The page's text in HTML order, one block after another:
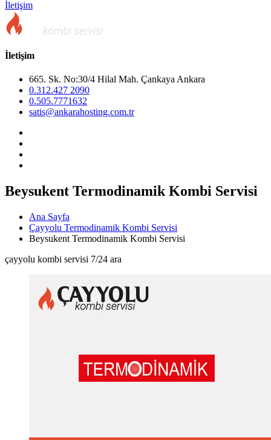
İletişim
İletişim
665. Sk. No:30/4 Hilal Mah. Çankaya Ankara
0.312.427 2090
0.505.7771632
satis@ankarahosting.com.tr
Beysukent Termodinamik Kombi Servisi
Ana Sayfa
Çayyolu Termodinamik Kombi Servisi
Beysukent Termodinamik Kombi Servisi
çayyolu kombi servisi 7/24 ara